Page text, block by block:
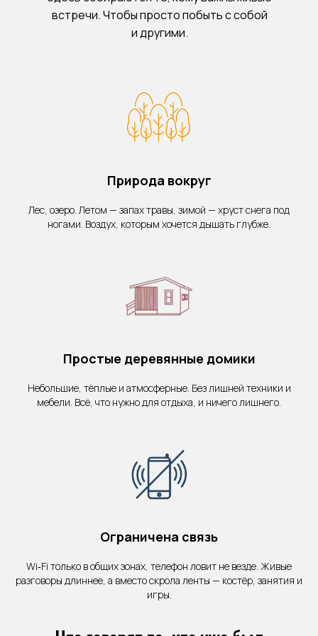
встречи. Чтобы просто побыть с собой
и другими.
Природа вокруг
Лес, озеро. Летом — запах травы, зимой — хруст снега под
ногами. Воздух, которым хочется дышать глубже.
Простые деревянные домики
Небольшие, тёплые и атмосферные. Без лишней техники и
мебели. Всё, что нужно для отдыха, и ничего лишнего.
Ограничена связь
Wi‑Fi только в общих зонах, телефон ловит не везде. Живые
разговоры длиннее, а вместо скрола ленты — костёр, занятия и
игры.